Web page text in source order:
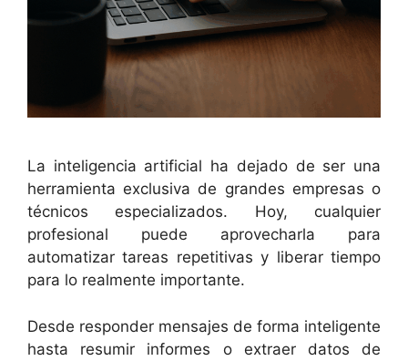
La inteligencia artificial ha dejado de ser una
herramienta exclusiva de grandes empresas o
técnicos especializados. Hoy, cualquier
profesional puede aprovecharla para
automatizar tareas repetitivas y liberar tiempo
para lo realmente importante.
Desde responder mensajes de forma inteligente
hasta resumir informes o extraer datos de